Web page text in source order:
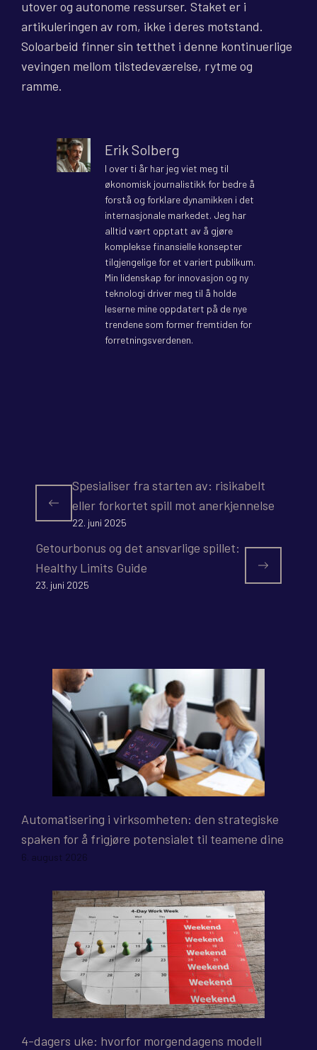
utover og autonome ressurser. Staket er i
artikuleringen av rom, ikke i deres motstand.
Soloarbeid finner sin tetthet i denne kontinuerlige
vevingen mellom tilstedeværelse, rytme og
ramme.
Erik Solberg
I over ti år har jeg viet meg til
økonomisk journalistikk for bedre å
forstå og forklare dynamikken i det
internasjonale markedet. Jeg har
alltid vært opptatt av å gjøre
komplekse finansielle konsepter
tilgjengelige for et variert publikum.
Min lidenskap for innovasjon og ny
teknologi driver meg til å holde
leserne mine oppdatert på de nye
trendene som former fremtiden for
forretningsverdenen.
Spesialiser fra starten av: risikabelt
eller forkortet spill mot anerkjennelse
22. juni 2025
Getourbonus og det ansvarlige spillet:
Healthy Limits Guide
23. juni 2025
Automatisering i virksomheten: den strategiske
spaken for å frigjøre potensialet til teamene dine
6. august 2026
4-dagers uke: hvorfor morgendagens modell